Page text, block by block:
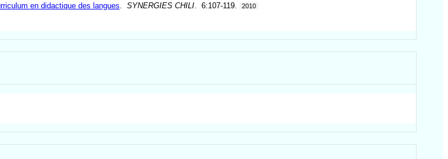
en didactique des langues SYNERGIES CHILI. 6:107-119. 2010